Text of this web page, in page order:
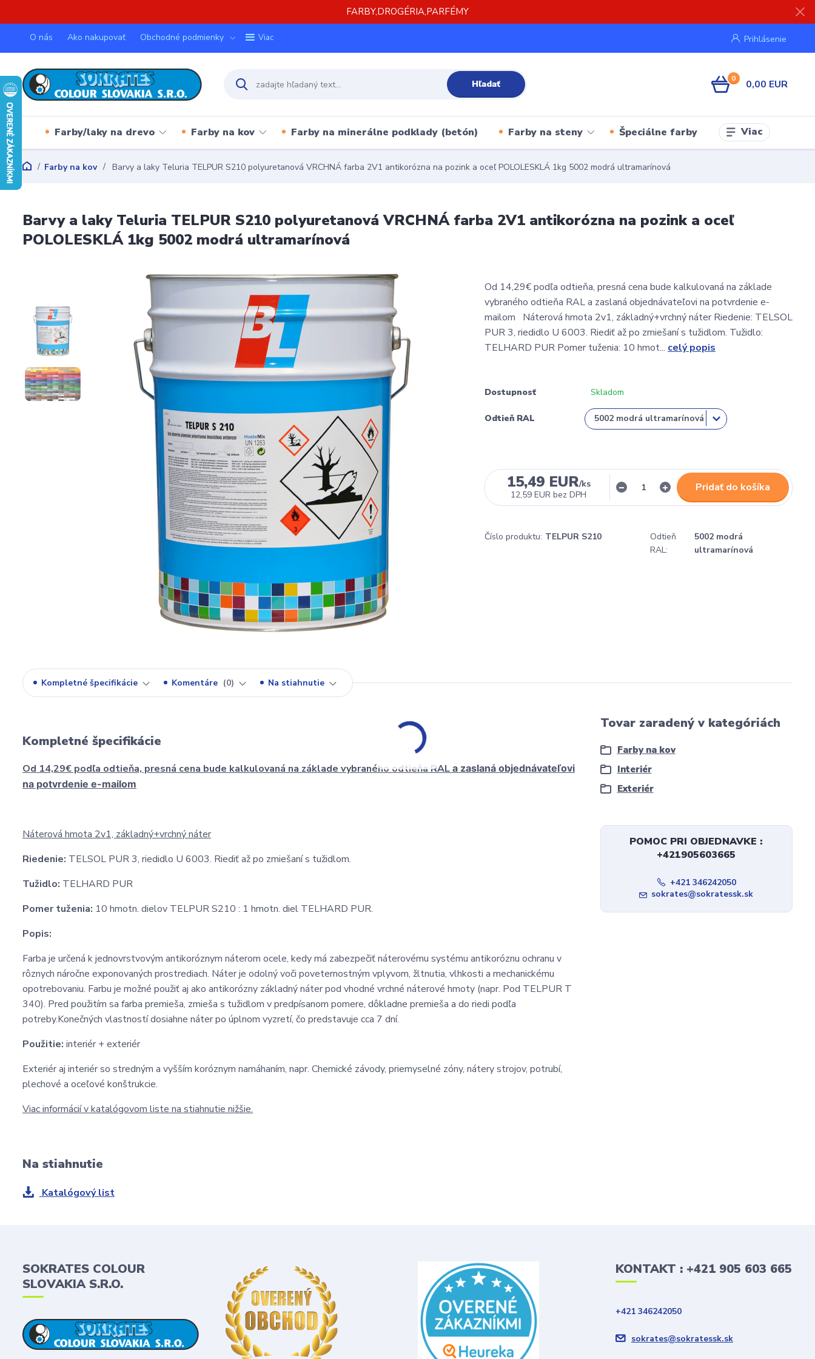
FARBY,DROGÉRIA,PARFÉMY
O nás Ako nakupovať Obchodné podmienky Viac Prihlásenie
Hľadať 0 0,00 EUR
Farby/laky na drevo Farby na kov Farby na minerálne podklady (betón) Farby na steny Špeciálne farby Viac
Farby na kov Barvy a laky Teluria TELPUR S210 polyuretanová VRCHNÁ farba 2V1 antikorózna na pozink a oceľ POLOLESKLÁ 1kg 5002 modrá ultramarínová
Barvy a laky Teluria TELPUR S210 polyuretanová VRCHNÁ farba 2V1 antikorózna na pozink a oceľ
POLOLESKLÁ 1kg 5002 modrá ultramarínová
Od 14,29€ podľa odtieňa, presná cena bude kalkulovaná na základe
vybraného odtieňa RAL a zaslaná objednávateľovi na potvrdenie e-
mailom Náterová hmota 2v1, základný+vrchný náter Riedenie: TELSOL
PUR 3, riedidlo U 6003. Riediť až po zmiešaní s tužidlom. Tužidlo:
TELHARD PUR Pomer tuženia: 10 hmot... celý popis
Dostupnosť Skladom
Odtieň RAL
15,49 EUR/ks
12,59 EUR bez DPH
Pridať do košíka
Číslo produktu: TELPUR S210
Odtieň
RAL:
5002 modrá
ultramarínová
Kompletné špecifikácie Komentáre 0 Na stiahnutie
Kompletné špecifikácie
Od 14,29€ podľa odtieňa, presná cena bude kalkulovaná na základe vybraného odtieňa RAL a zaslaná objednávateľovi
na potvrdenie e-mailom
Náterová hmota 2v1, základný+vrchný náter
Riedenie: TELSOL PUR 3, riedidlo U 6003. Riediť až po zmiešaní s tužidlom.
Tužidlo: TELHARD PUR
Pomer tuženia: 10 hmotn. dielov TELPUR S210 : 1 hmotn. diel TELHARD PUR.
Popis:
Farba je určená k jednovrstvovým antikoróznym náterom ocele, kedy má zabezpečiť náterovému systému antikoróznu ochranu v
rôznych náročne exponovaných prostrediach. Náter je odolný voči poveternostným vplyvom, žltnutia, vlhkosti a mechanickému
opotrebovaniu. Farbu je možné použiť aj ako antikorózny základný náter pod vhodné vrchné náterové hmoty (napr. Pod TELPUR T
340). Pred použitím sa farba premieša, zmieša s tužidlom v predpísanom pomere, dôkladne premieša a do riedi podľa
potreby.Konečných vlastností dosiahne náter po úplnom vyzretí, čo predstavuje cca 7 dní.
Použitie: interiér + exteriér
Exteriér aj interiér so stredným a vyšším koróznym namáhaním, napr. Chemické závody, priemyselné zóny, nátery strojov, potrubí,
plechové a oceľové konštrukcie.
Viac informácií v katalógovom liste na stiahnutie nižšie.
Tovar zaradený v kategóriách
Farby na kov
Interiér
Exteriér
POMOC PRI OBJEDNAVKE :
+421905603665
+421 346242050
sokrates@sokratessk.sk
Na stiahnutie
Katalógový list
SOKRATES COLOUR
SLOVAKIA S.R.O.
KONTAKT : +421 905 603 665
+421 346242050
sokrates@sokratessk.sk